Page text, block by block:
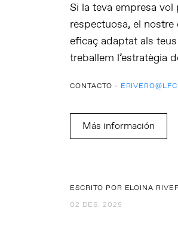
Si la teva empresa vol
respectuosa, el
eficaç adaptat als
treballem l’estratègia
CONTACTO -
Más información
ESCRITO POR ELOINA
02 DES. 2025